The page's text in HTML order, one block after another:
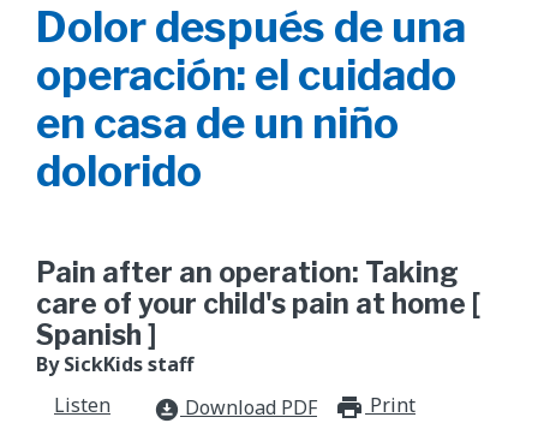
Dolor después de una
operación: el cuidado
en casa de un niño
dolorido
Pain after an operation: Taking
care of your child's pain at home [
Spanish ]
By SickKids staff
Listen
download_for_offline Download PDF Print